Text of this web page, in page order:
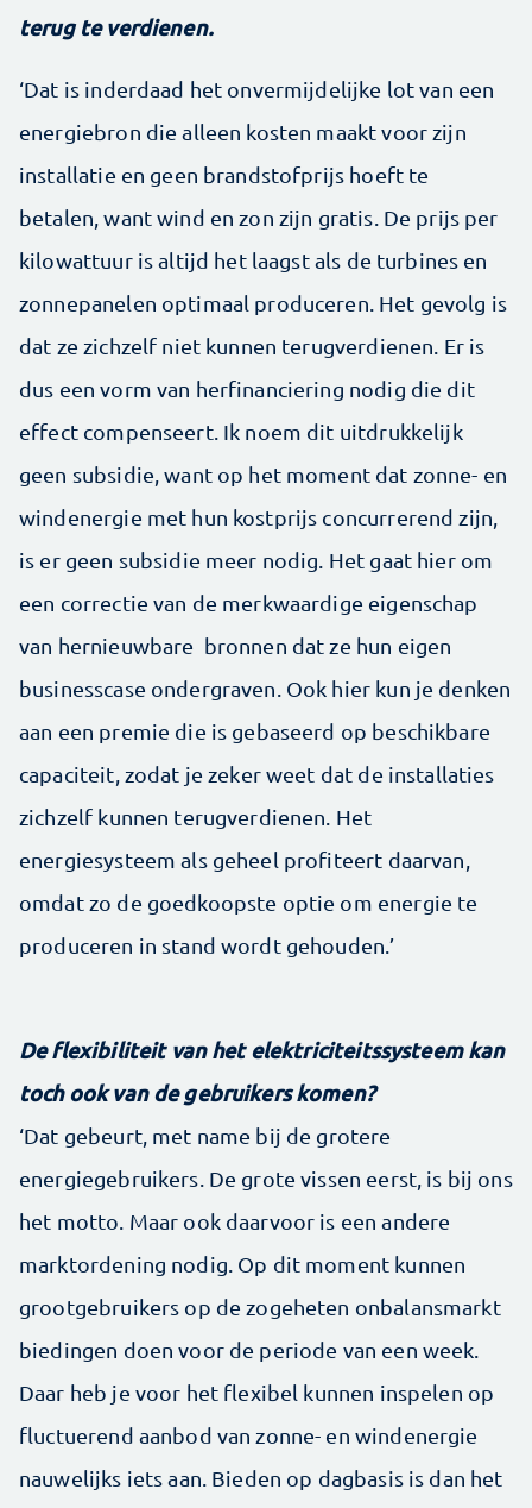
terug te verdienen.
‘Dat is inderdaad het onvermijdelijke lot van een
energiebron die alleen kosten maakt voor zijn
installatie en geen brandstofprijs hoeft te
betalen, want wind en zon zijn gratis. De prijs per
kilowattuur is altijd het laagst als de turbines en
zonnepanelen optimaal produceren. Het gevolg is
dat ze zichzelf niet kunnen terugverdienen. Er is
dus een vorm van herfinanciering nodig die dit
effect compenseert. Ik noem dit uitdrukkelijk
geen subsidie, want op het moment dat zonne- en
windenergie met hun kostprijs concurrerend zijn,
is er geen subsidie meer nodig. Het gaat hier om
een correctie van de merkwaardige eigenschap
van hernieuwbare bronnen dat ze hun eigen
businesscase ondergraven. Ook hier kun je denken
aan een premie die is gebaseerd op beschikbare
capaciteit, zodat je zeker weet dat de installaties
zichzelf kunnen terugverdienen. Het
energiesysteem als geheel profiteert daarvan,
omdat zo de goedkoopste optie om energie te
produceren in stand wordt gehouden.’
De flexibiliteit van het elektriciteitssysteem kan
toch ook van de gebruikers komen?
‘Dat gebeurt, met name bij de grotere
energiegebruikers. De grote vissen eerst, is bij ons
het motto. Maar ook daarvoor is een andere
marktordening nodig. Op dit moment kunnen
grootgebruikers op de zogeheten onbalansmarkt
biedingen doen voor de periode van een week.
Daar heb je voor het flexibel kunnen inspelen op
fluctuerend aanbod van zonne- en windenergie
nauwelijks iets aan. Bieden op dagbasis is dan het